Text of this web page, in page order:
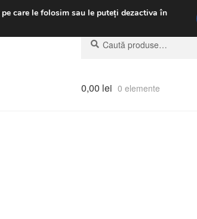
- 4 p.m.031 229 6816
Caută
după:
Caută
0,00 lei 0 elemente
care le folosim sau le puteți dezactiva în